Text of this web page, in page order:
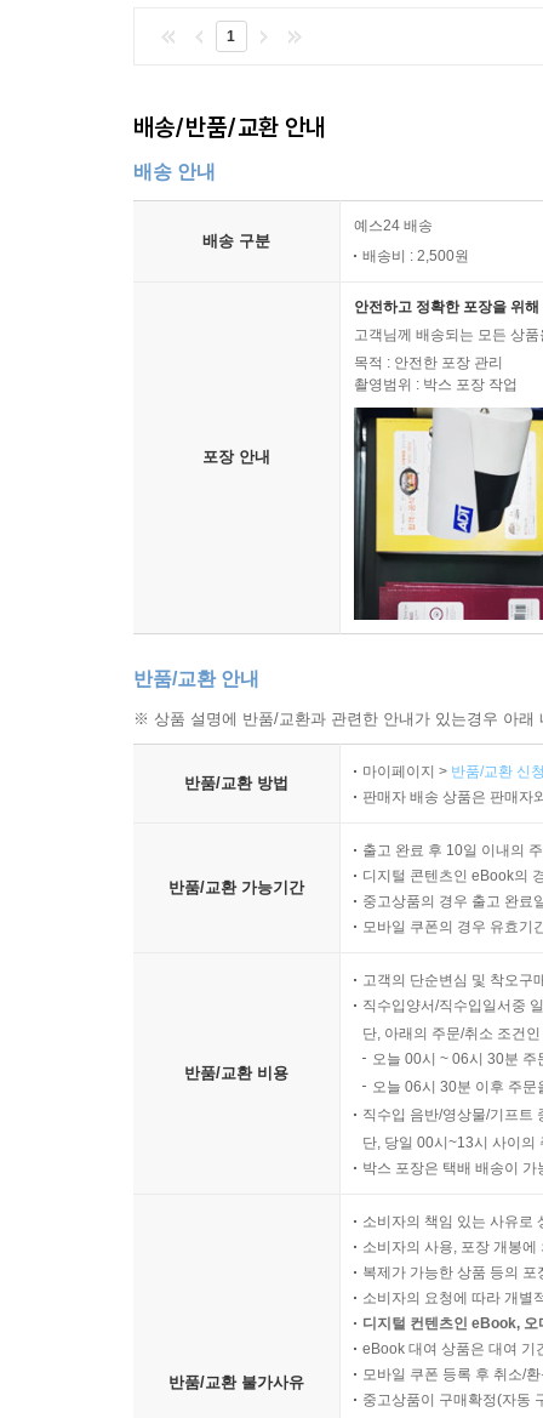
마감하기도 한다.
600킬로미터에 이르는 여정이 계속되면서 모든
순간 주위의 모든 것과 하나가 되고, 텅 빈 나를
보석 하나를 품고 돌아갈 수 있다.
궁극적으로 산티아고 길은 나를 만나러 가는 길
이 길은 당신에게서 모든 힘을 가져가고 그 힘을
1
배송/반품/교환 안내
배송 안내
배송 구분
예스24 배송
배송비 : 2,500원
포장 안내
안전하고 정확한 포장을 위
고객님께 배송되는 모든 상
목적 : 안전한 포장 관리
촬영범위 : 박스 포장 작업
반품/교환 안내
※ 상품 설명에 반품/교환과 관련한 안내가 있는경우 아
반품/교환 방법
마이페이지 > 반품/교환 신
판매자 배송 상품은 판매자
반품/교환 가능기간
출고 완료 후 10일 이내의
디지털 콘텐츠인 eBook의
중고상품의 경우 출고 완료
모바일 쿠폰의 경우 유효기
반품/교환 비용
고객의 단순변심 및 착오구
직수입양서/직수입일서중
단, 아래의 주문/취소 조건
오늘 00시 ~ 06시 30분
오늘 06시 30분 이후 주
직수입 음반/영상물/기프트
단, 당일 00시~13시 사이의
박스 포장은 택배 배송이
반품/교환 불가사유
소비자의 책임 있는 사유로
소비자의 사용, 포장 개봉
복제가 가능한 상품 등의
소비자의 요청에 따라 개별
디지털 컨텐츠인 eBook,
eBook 대여 상품은 대여 기
모바일 쿠폰 등록 후 취소/
중고상품이 구매확정(자동